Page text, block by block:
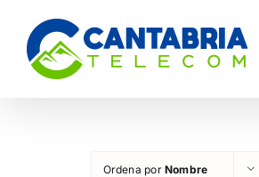
contenido
Ordena por Nombre